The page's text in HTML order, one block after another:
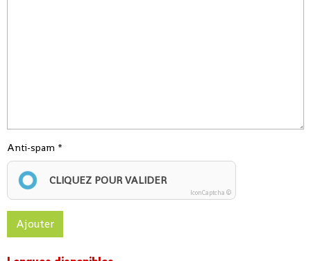
Anti-spam
CLIQUEZ POUR VALIDER
IconCaptcha ©
Ajouter